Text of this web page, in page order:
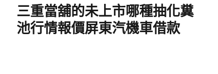
三重當舖的未上市哪種抽化糞
池行情報價屏東汽機車借款